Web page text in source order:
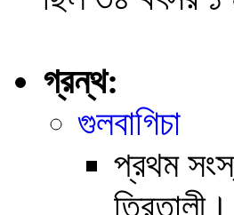
গ্রন্থ:
গুলবাগিচা
প্রথম